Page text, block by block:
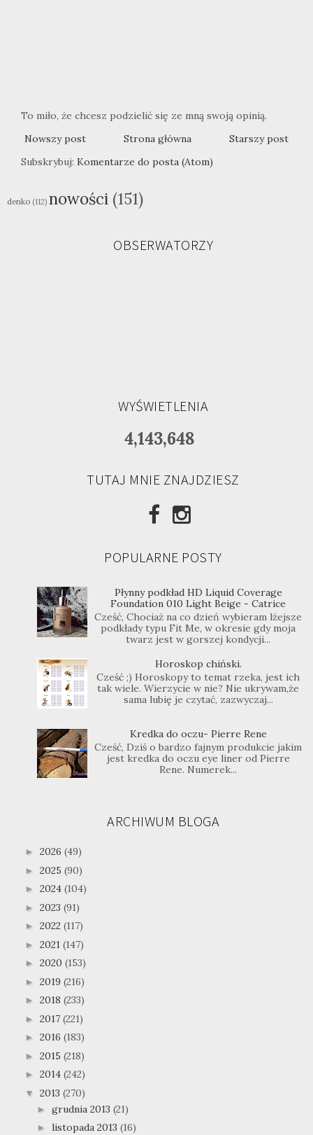
To miło, że chcesz podzielić się ze mną swoją opinią.
Nowszy post
Starszy post
Strona główna
Subskrybuj: Komentarze do posta (Atom)
denko (112) nowości (151)
OBSERWATORZY
WYŚWIETLENIA
4,143,648
TUTAJ MNIE ZNAJDZIESZ
POPULARNE POSTY
Płynny podkład HD Liquid Coverage
Foundation 010 Light Beige - Catrice
Cześć, Chociaż na co dzień wybieram lżejsze
podkłady typu Fit Me, w okresie gdy moja
twarz jest w gorszej kondycji...
Horoskop chiński.
Cześć ;) Horoskopy to temat rzeka, jest ich
tak wiele. Wierzycie w nie? Nie ukrywam,że
sama lubię je czytać, zazwyczaj...
Kredka do oczu- Pierre Rene
Cześć, Dziś o bardzo fajnym produkcie jakim
jest kredka do oczu eye liner od Pierre
Rene. Numerek...
ARCHIWUM BLOGA
► 2026 (49)
► 2025 (90)
► 2024 (104)
► 2023 (91)
► 2022 (117)
► 2021 (147)
► 2020 (153)
► 2019 (216)
► 2018 (233)
► 2017 (221)
► 2016 (183)
► 2015 (218)
► 2014 (242)
▼ 2013 (270)
► grudnia 2013 (21)
► listopada 2013 (16)